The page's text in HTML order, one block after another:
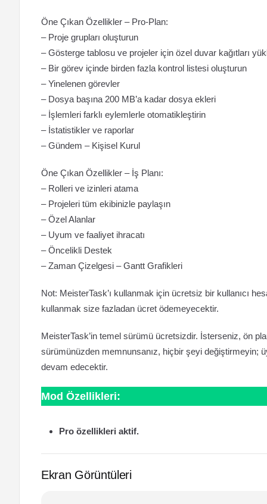
Öne Çıkan Özellikler – Pro-Plan:
– Proje grupları oluşturun
– Gösterge tablosu ve projeler için özel duvar kağıtları
– Bir görev içinde birden fazla kontrol listesi oluşturun
– Yinelenen görevler
– Dosya başına 200 MB’a kadar dosya ekleri
– İşlemleri farklı eylemlerle otomatikleştirin
– İstatistikler ve raporlar
– Gündem – Kişisel Kurul
Öne Çıkan Özellikler – İş Planı:
– Rolleri ve izinleri atama
– Projeleri tüm ekibinizle paylaşın
– Özel Alanlar
– Uyum ve faaliyet ihracatı
– Öncelikli Destek
– Zaman Çizelgesi – Gantt Grafikleri
Not: MeisterTask’ı kullanmak için ücretsiz bir kullanıcı
kullanmak size fazladan ücret ödemeyecektir.
MeisterTask’in temel sürümü ücretsizdir. İsterseniz, ön
sürümünüzden memnunsanız, hiçbir şeyi değiştirmeyin;
devam edecektir.
Mod Özellikleri:
Pro özellikleri aktif.
Ekran Görüntüleri